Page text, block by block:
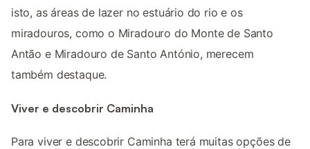
isto, as áreas de lazer no estuário do rio e os
miradouros, como o Miradouro do Monte de Santo
Antão e Miradouro de Santo António, merecem
também destaque.
Viver e descobrir Caminha
Para viver e descobrir Caminha terá muitas opções de